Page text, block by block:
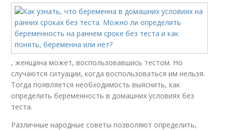
, женщина может, воспользовавшись тестом. Но
случаются ситуации, когда воспользоваться им нельзя.
Тогда появляется необходимость выяснить, как
определить беременность в домашних условиях без
теста.
Различные народные советы позволяют определить,